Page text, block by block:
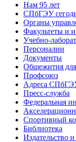
Нам 95 лет
СПбГЭУ
Органы
Факультеты и
Учебно-
Персоналии
Документы
Общежития для
Профсоюз
Адреса
Пресс-служба
Федеральная
Спортивный
Библиотека
Издательство